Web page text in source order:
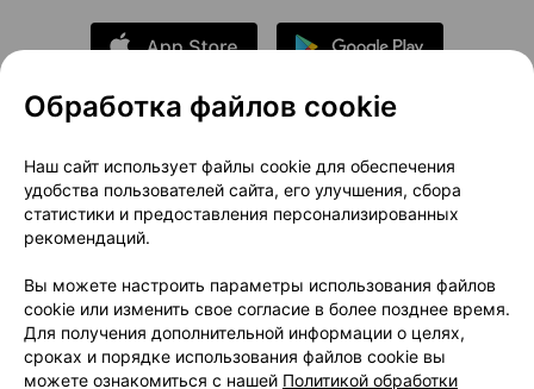
О проекте
Новости проекта
Размещение рекламы
Медицинский маркетинг
Публичный договор
Доставка
Способы оплаты
Вакансии
Партнеры
Написать руководителю 103.by
Написать в поддержку
Обработка файлов cookie
Наш сайт использует файлы cookie для обеспечения
удобства пользователей сайта, его улучшения, сбора
статистики и предоставления персонализированных
рекомендаций.
Вы можете настроить параметры использования файлов
cookie или изменить свое согласие в более позднее время.
Для получения дополнительной информации о целях,
сроках и порядке использования файлов cookie вы
можете ознакомиться с нашей Политикой обработки